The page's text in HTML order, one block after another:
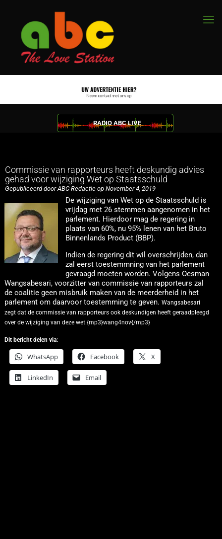
RADIO ABC LIVE
Commissie van rapporteurs heeft deskundig advies
gehad voor wijziging Wet op Staatsschuld
Gepubliceerd door ABC Redactie op November 4, 2019
De wijziging van Wet op de Staatsschuld is
vrijdag met 26 stemmen aangenomen in het
parlement. Hierdoor mag de regering in
plaats van 60%, nu 95% lenen van het Bruto
Binnenlands Product (BBP).
Indien de regering dit wil overschrijden, dan
zal eerst toestemmning van het parlement
gevraagd moeten worden. Volgens Oesman
Wangsabesari, voorzitter van commissie van rapporteurs zal
de coalitie geen misbruik maken van de meerderheid in het
parlement om daarvoor toestemming te geven.Wangsabesari
zegt dat de commissie van rapporteurs ook deskundigen heeft geraadpleegd
over de wijziging van deze wet.{mp3}wang4nov{/mp3}
Dit bericht delen via:
WhatsApp Facebook X
LinkedIn Email